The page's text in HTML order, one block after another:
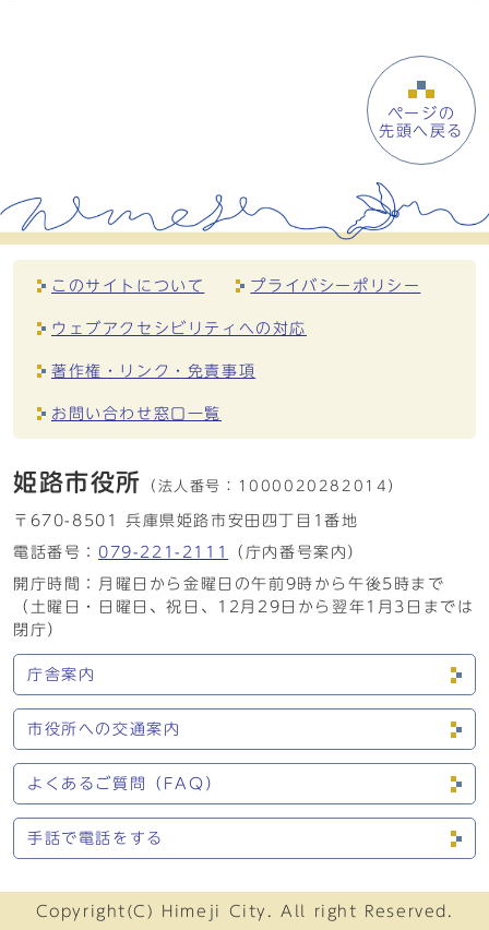
ページの
先頭へ戻る
このサイトについて プライバシーポリシー
ウェブアクセシビリティへの対応
著作権・リンク・免責事項
お問い合わせ窓口一覧
姫路市役所 （法人番号： 1000020282014）
〒670-8501 兵庫県姫路市安田四丁目1番地
電話番号： 079-221-2111
（庁内番号案内）
開庁時間：月曜日から金曜日の午前9時から午後5時まで
（土曜日・日曜日、祝日、12月29日から翌年1月3日までは
閉庁）
庁舎案内
市役所への交通案内
よくあるご質問（FAQ）
手話で電話をする
Copyright(C) Himeji City. All right Reserved.